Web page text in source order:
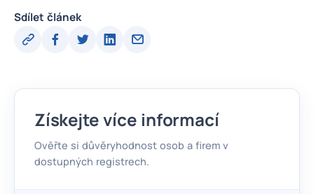
Sdílet článek
Získejte více informací
Ověřte si důvěryhodnost osob a firem v
dostupných registrech.